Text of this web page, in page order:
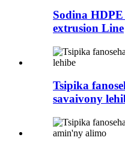
Sodina
extrusion Line
Tsipika
savaivony